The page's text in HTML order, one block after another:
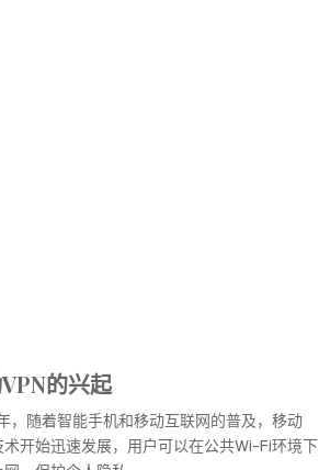
的兴起
，随着智能手机和移动互联网的普及，移动
术开始迅速发展，用户可以在公共Wi-Fi环境下